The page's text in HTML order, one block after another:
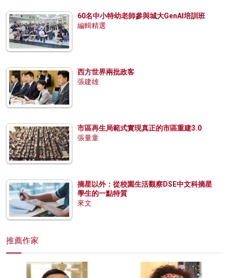
60名中小特幼老師參與城大GenAI培訓班
編輯精選
西方世界兩批政客
張建雄
市區再生局範式實現真正的市區重建3.0
張量童
摘星以外：從校園生活觀察DSE中文科摘星
學生的一點特質
來文
推薦作家